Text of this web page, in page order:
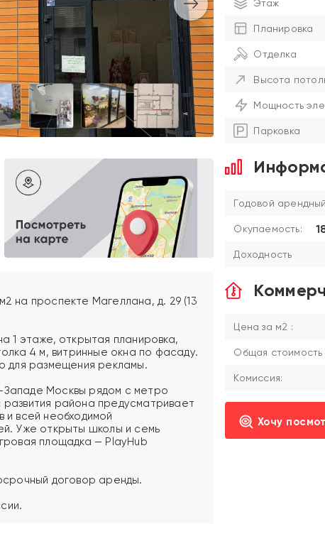
на проспекте Магеллана, д. 29 (13
1 этаже, открытая планировка,
4 м, витринные окна по фасаду.
для размещения рекламы.
Москвы рядом с метро
района предусматривает
и всей необходимой
Уже открыты школы и семь
площадка — PlayHub
договор аренды.
Этаж
Планировка
Отделка
Высота
Мощность
Парковка
Годовой
Окупаемость:
Доходность
Цена за м2 :
Общая стоимость
Комиссия:
Хочу